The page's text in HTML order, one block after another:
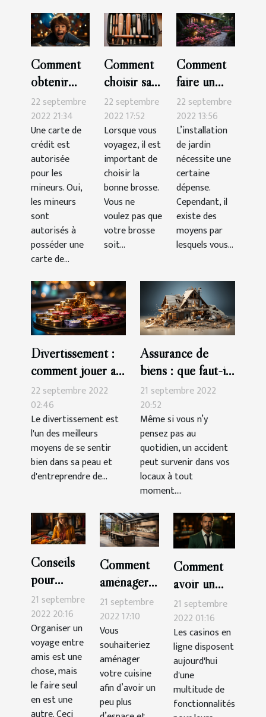
Comment
obtenir
une carte
de crédit
pour
mineur ?
22 septembre
2022 21:34
Une carte de
crédit est
autorisée
pour les
mineurs. Oui,
les mineurs
sont
autorisés à
posséder une
carte de...
Comment
choisir sa
brosse à
cheveux
pour les
voyages ?
22 septembre
2022 17:52
Lorsque vous
voyagez, il est
important de
choisir la
bonne brosse.
Vous ne
voulez pas que
votre brosse
soit...
Comment
faire un
beau jardin
pas cher ?
22 septembre
2022 13:56
L’installation
de jardin
nécessite une
certaine
dépense.
Cependant, il
existe des
moyens par
lesquels vous...
Divertissement :
comment jouer au
casino en ligne
22 septembre 2022
02:46
Le divertissement est
l'un des meilleurs
moyens de se sentir
bien dans sa peau et
d'entreprendre de...
Assurance de
biens : que faut-il
savoir ?
21 septembre 2022
20:52
Même si vous n’y
pensez pas au
quotidien, un accident
peut survenir dans vos
locaux à tout
moment....
Conseils
pour
organiser
seul un
voyage
21 septembre
2022 20:16
Organiser un
voyage entre
amis est une
chose, mais
le faire seul
en est une
Comment
aménager
sa cuisine ?
21 septembre
2022 17:10
Vous
souhaiteriez
aménager
votre cuisine
afin d’avoir un
peu plus
Comment
avoir un
bonus sur
Cresus
Casino ?
21 septembre
2022 01:16
Les casinos en
ligne disposent
aujourd'hui
d'une
multitude de
fonctionnalités